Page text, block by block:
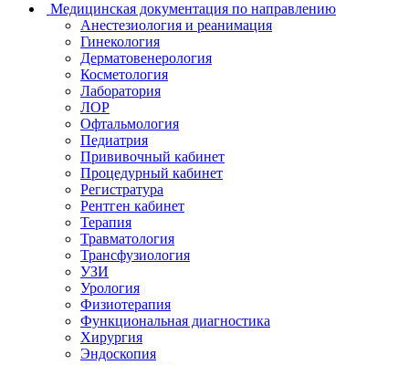
Медицинская документация по направлению
Анестезиология и реанимация
Гинекология
Дерматовенерология
Косметология
Лаборатория
ЛОР
Офтальмология
Педиатрия
Прививочный кабинет
Процедурный кабинет
Регистратура
Рентген кабинет
Терапия
Травматология
Трансфузиология
УЗИ
Урология
Физиотерапия
Функциональная диагностика
Хирургия
Эндоскопия